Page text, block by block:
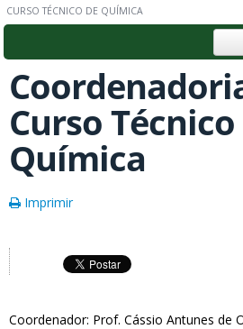
CURSO TÉCNICO DE QUÍMICA
Curso
Química
Imprimir
Coordenador: Prof. Cássio Antunes de